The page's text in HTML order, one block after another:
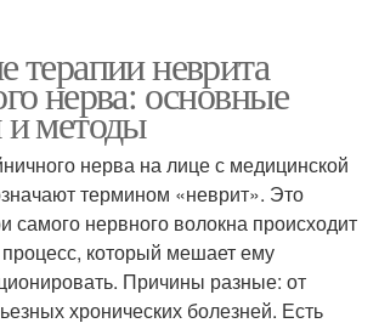
терапии неврита
нерва: основные
методы
нерва на лице с медицинской
термином «неврит». Это
самого нервного волокна происходит
который мешает ему
Причины разные: от
хронических болезней. Есть